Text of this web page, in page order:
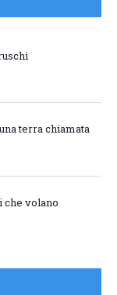
terra chiamata
che volano